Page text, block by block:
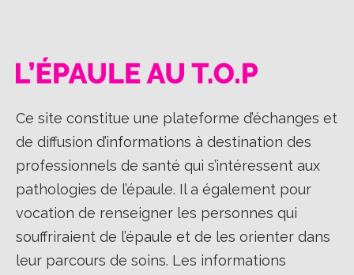
Ce site constitue une plateforme d’échanges et
de diffusion d’informations à destination des
professionnels de santé qui s’intéressent aux
pathologies de l’épaule. Il a également pour
vocation de renseigner les personnes qui
souffriraient de l’épaule et de les orienter dans
leur parcours de soins. Les informations